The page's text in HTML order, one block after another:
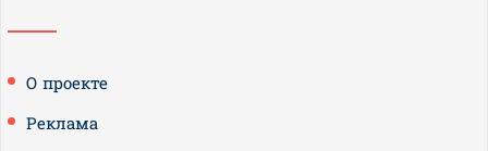
О проекте
Реклама